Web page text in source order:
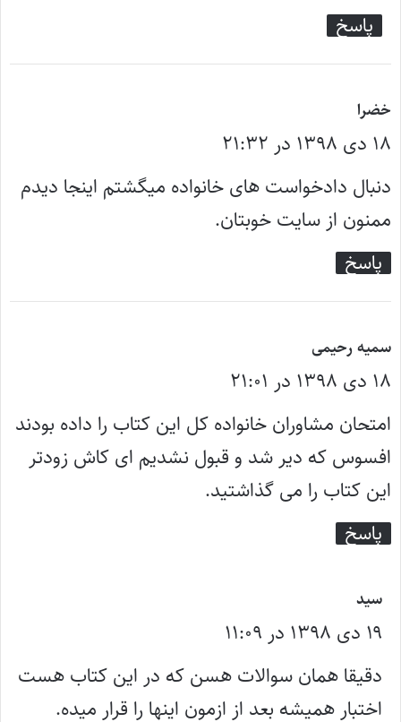
پاسخ
خضرا
ف
ت
:
۱۸ دی ۱۳۹۸ در ۲۱:۳۲
دنبال دادخواست های خانواده میگشتم اینجا دیدم
ممنون از سایت خوبتان.
پاسخ
سمیه رحیمی
ف
ت
:
۱۸ دی ۱۳۹۸ در ۲۱:۰۱
امتحان مشاوران خانواده کل این کتاب را داده بودند
افسوس که دیر شد و قبول نشدیم ای کاش زودتر
این کتاب را می گذاشتید.
پاسخ
سید
ف
ت
:
۱۹ دی ۱۳۹۸ در ۱۱:۰۹
دقیقا همان سوالات هسن که در این کتاب هست
اختبار همیشه بعد از ازمون اینها را قرار میده.